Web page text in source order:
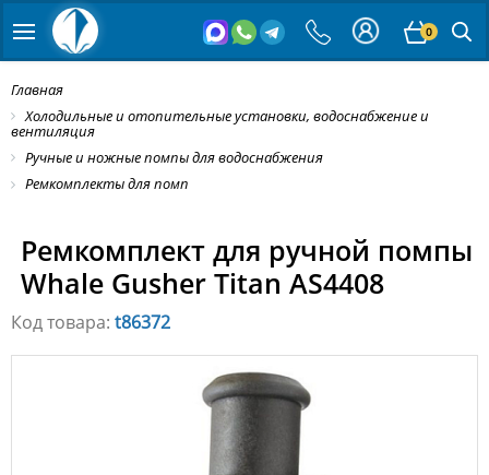
0
Главная
Холодильные и отопительные установки, водоснабжение и
вентиляция
Ручные и ножные помпы для водоснабжения
Ремкомплекты для помп
Ремкомплект для ручной помпы
Whale Gusher Titan AS4408
Код товара: t86372